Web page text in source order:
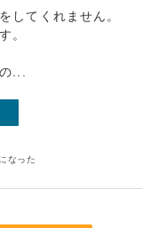
してくれません。
。
...
なった